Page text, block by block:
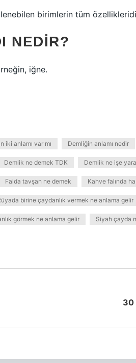
birimlerin tüm
NEDIR?
iğne.
iki anlamı var mı Demliğin anlamı nedir
Demlik ne demek TDK Demlik ne işe
Falda tavşan ne demek Kahve falında
birine çaydanlık vermek ne anlama gelir
görmek ne anlama gelir Siyah çayda
30